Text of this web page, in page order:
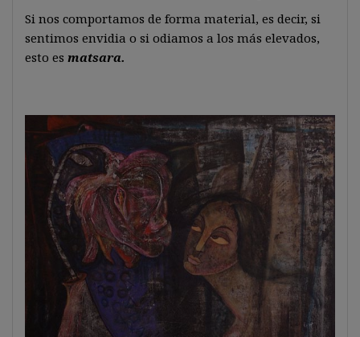
Si nos comportamos de forma material, es decir, si
sentimos envidia o si odiamos a los más elevados,
esto es matsara.